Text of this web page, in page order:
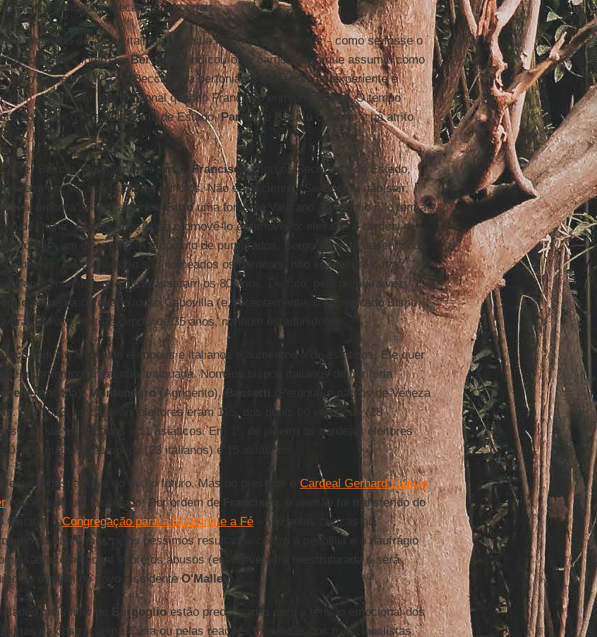
nos delicados mecanismos curiais.
é chamado de "Papa italiano" por sua maneira de controlar - como se fosse o
- as questões internas.Bergoglio
indicou-o ao cargo assim que assumiu como
mesmo que a matriz de Becciu seja bertoniana: é um homem experiente e
e, portanto, era funcional quando Francisco entrou na Cúria. O tempo
os espaços na Secretaria de Estado,Paroline Becciu
colidem e há atrito
eles.
Becciu, alguns meses atrás, Franciscocriou na Secretaria de Estado,
seção" que trata dos núncios. Não é suficiente. "Se
Becciu não sair,
vai embora", explica para o Fattouma fonte do Vaticano. Bergoglio não tem a
de "punir" Becciu, mas pode promovê-lo e removê-lo: elevá-lo a cardeal e
lo para um dicastério. A propósito de purpurados, Bergoglio está desenhando
Conclave. No consistório são nomeados os cardeais, não só eleitores, mas
"aposentados", que ultrapassaram os 80 anos. De fato, pela primeira vez,
nomeu a cardeal o idoso Capovilla (e, recentemente, o aposentado Bispo
Renato Corti) e depois de 35 anos, nenhum estadunidense.
reduziu a cota de europeus e italianos e aumentou a de asiáticos. Ele quer
igreja contemporânea, não antiquada. Nomeou bispos italianos de periferia
(Ancona),Montenegro(Agrigento),Bassetti
(Perugia) e não os de Veneza
Em 2013, os cardeais eleitores eram 115, dos quais 60 europeus (28
13 sul-americanos e 11 asiáticos. Em 1º. de janeiro os cardeais eleitores
dos quais 52 europeus (23 italianos) e 15 asiáticos.
angustia mais do que o futuro. Mas no presente o Cardeal Gerhard Ludwig
não é mais um incômodo. Por ordem de Francisco
, o alemão foi transferido do
Ofício – aCongregação para a Doutrina e a Fé- não pelas críticas ao
do papa, mas pelos péssimos resultados contra a pedofilia e o naufrágio
Internacional sobre os abusos (em breve será reestruturada e será
o papel do novo dissidenteO'Malley).
mais fiéis de Bergoglioestão preocupados com a tensão emocional dos
da obstrução na Cúria ou pelas reações frenéticas dos tradicionalistas.